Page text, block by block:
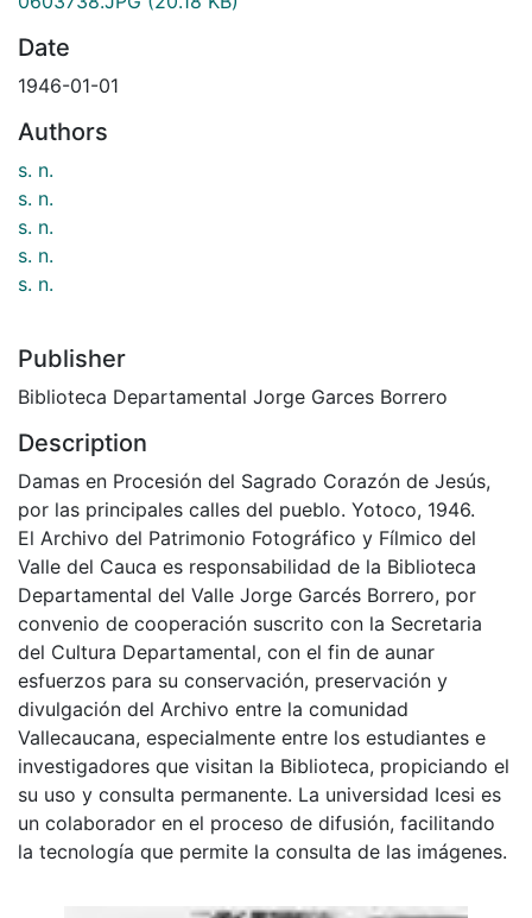
Date
1946-01-01
Authors
s. n.
s. n.
s. n.
s. n.
s. n.
Publisher
Biblioteca Departamental Jorge Garces Borrero
Description
Damas en Procesión del Sagrado Corazón de Jesús,
por las principales calles del pueblo. Yotoco, 1946.
El Archivo del Patrimonio Fotográfico y Fílmico del
Valle del Cauca es responsabilidad de la Biblioteca
Departamental del Valle Jorge Garcés Borrero, por
convenio de cooperación suscrito con la Secretaria
del Cultura Departamental, con el fin de aunar
esfuerzos para su conservación, preservación y
divulgación del Archivo entre la comunidad
Vallecaucana, especialmente entre los estudiantes e
investigadores que visitan la Biblioteca, propiciando el
su uso y consulta permanente. La universidad Icesi es
un colaborador en el proceso de difusión, facilitando
la tecnología que permite la consulta de las imágenes.